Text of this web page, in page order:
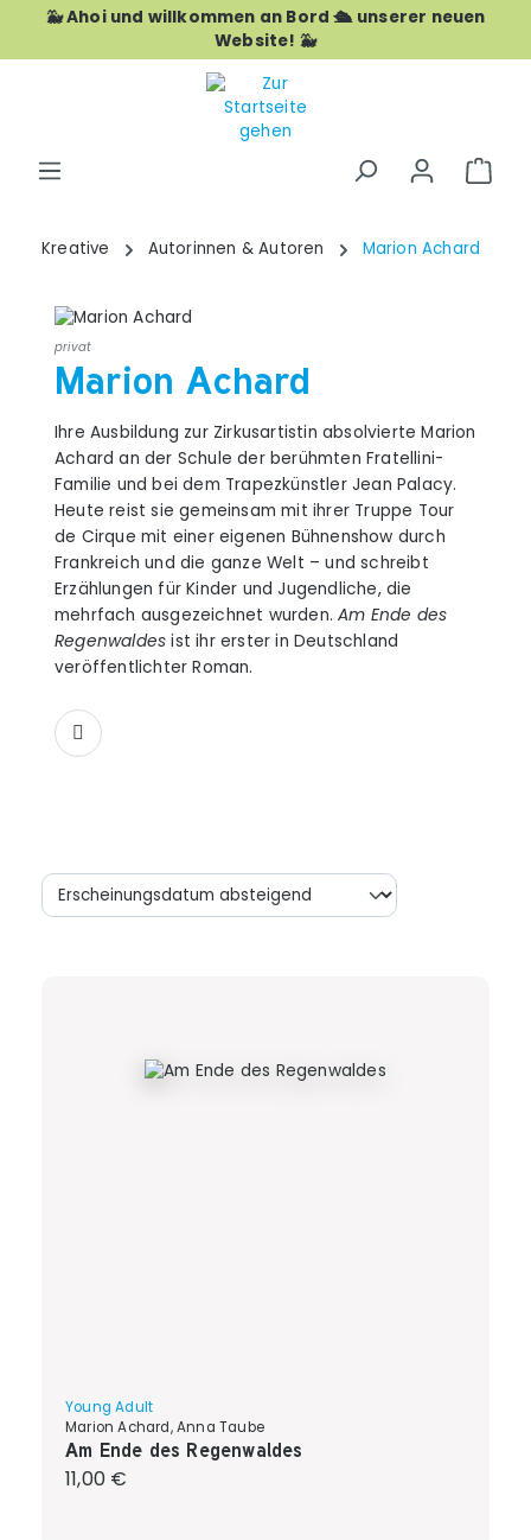
Zum Hauptinhalt springen
🐳 Ahoi und willkommen an Bord 🛳️ unserer neuen
Website! 🐳
Kreative Autorinnen & Autoren Marion Achard
privat
Marion Achard
Ihre Ausbildung zur Zirkusartistin absolvierte Marion
Achard an der Schule der berühmten Fratellini-
Familie und bei dem Trapezkünstler Jean Palacy.
Heute reist sie gemeinsam mit ihrer Truppe Tour
de Cirque mit einer eigenen Bühnenshow durch
Frankreich und die ganze Welt – und schreibt
Erzählungen für Kinder und Jugendliche, die
mehrfach ausgezeichnet wurden.Am Ende des
Regenwaldes ist ihr erster in Deutschland
veröffentlichter Roman.
Young Adult
Marion Achard, Anna Taube
Am Ende des Regenwaldes
Regulärer Preis:
11,00 €